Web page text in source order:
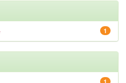
1